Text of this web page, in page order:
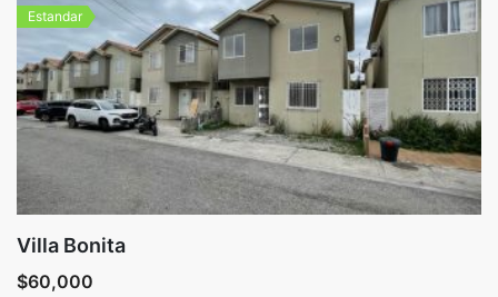
Estandar
Villa Bonita
$60,000